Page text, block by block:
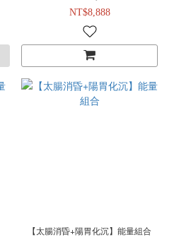
NT$8,888
【太腸消昏+陽胃化沉】能量組合